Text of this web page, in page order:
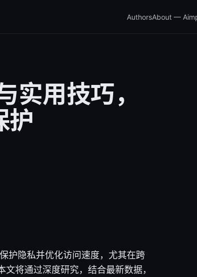
AuthorsAbout —
用技巧，
护
护隐私并优化访问速度，尤其在跨
将通过深度研究，结合最新数据，